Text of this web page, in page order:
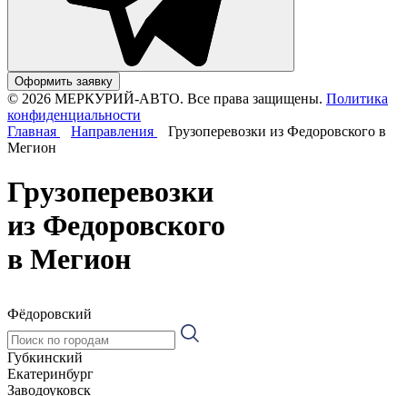
Оформить заявку
© 2026 МЕРКУРИЙ-АВТО. Все права защищены. Политика
конфиденциальности
Главная
Направления
Грузоперевозки из Федоровского в
Мегион
Грузоперевозки
из Федоровского
в Мегион
Фёдоровский
Губкинский
Екатеринбург
Заводоуковск